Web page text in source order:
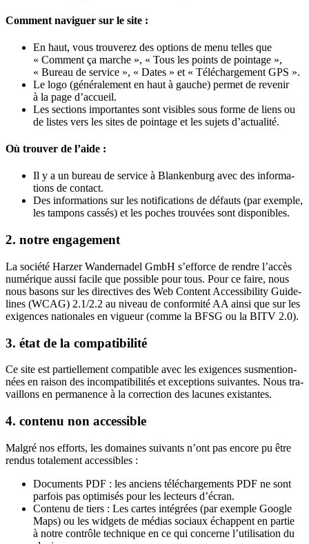
Comment naviguer sur le site :
En haut, vous trou­ve­rez des options de menu telles que
« Com­ment ça marche », « Tous les points de poin­tage »,
« Bureau de ser­vice », « Dates » et « Télé­char­ge­ment GPS ».
Le logo (géné­ra­le­ment en haut à gauche) per­met de reve­nir
à la page d’accueil.
Les sec­tions impor­tantes sont visibles sous forme de liens ou
de listes vers les sites de poin­tage et les sujets d’actualité.
Où trouver de l’aide :
Il y a un bureau de ser­vice à Blan­ken­burg avec des infor­ma­
tions de contact.
Des infor­ma­tions sur les noti­fi­ca­tions de défauts (par exemple,
les tam­pons cas­sés) et les poches trou­vées sont disponibles.
2. notre engagement
La socié­té Har­zer Wan­der­na­del GmbH s’ef­force de rendre l’ac­cès
numé­rique aus­si facile que pos­sible pour tous. Pour ce faire, nous
nous basons sur les direc­tives des Web Content Acces­si­bi­li­ty Gui­de­
lines (WCAG) 2.1/2.2 au niveau de confor­mi­té AA ain­si que sur les
exi­gences natio­nales en vigueur (comme la BFSG ou la BITV 2.0).
3. état de la compatibilité
Ce site est par­tiel­le­ment com­pa­tible avec les exi­gences sus­men­tion­
nées en rai­son des incom­pa­ti­bi­li­tés et excep­tions sui­vantes. Nous tra­
vaillons en per­ma­nence à la cor­rec­tion des lacunes existantes.
4. contenu non accessible
Mal­gré nos efforts, les domaines sui­vants n’ont pas encore pu être
ren­dus tota­le­ment accessibles :
Docu­ments PDF : les anciens télé­char­ge­ments PDF ne sont
par­fois pas opti­mi­sés pour les lec­teurs d’écran.
Conte­nu de tiers : Les cartes inté­grées (par exemple Google
Maps) ou les wid­gets de médias sociaux échappent en par­tie
à notre contrôle tech­nique en ce qui concerne l’u­ti­li­sa­tion du